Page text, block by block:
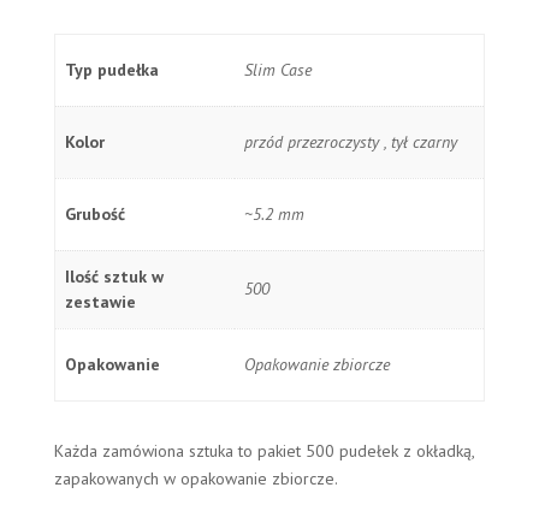
Typ pudełka Slim Case
Kolor przód przezroczysty , tył czarny
Grubość ~5.2 mm
Ilość sztuk w
zestawie
500
Opakowanie Opakowanie zbiorcze
Każda zamówiona sztuka to pakiet 500 pudełek z okładką,
zapakowanych w opakowanie zbiorcze.